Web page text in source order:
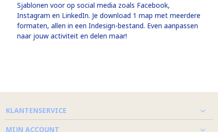
Sjablonen voor op social media zoals Facebook,
Instagram en LinkedIn. Je download 1 map met meerdere
formaten, allen in een Indesign-bestand. Even aanpassen
naar jouw activiteit en delen maar!
KLANTENSERVICE
MIJN ACCOUNT